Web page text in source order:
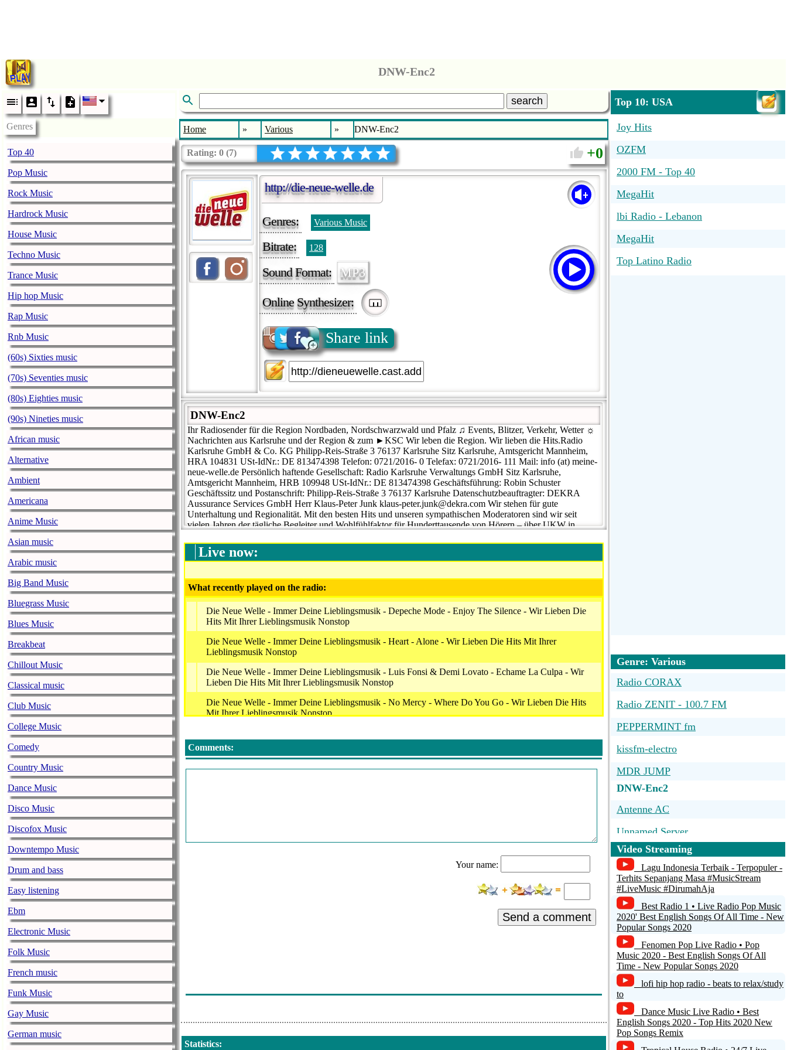
DNW-Enc2
Genres
Top 40
Pop Music
Rock Music
Hardrock Music
House Music
Techno Music
Trance Music
Hip hop Music
Rap Music
Rnb Music
(60s) Sixties music
(70s) Seventies music
(80s) Eighties music
(90s) Nineties music
African music
Alternative
Ambient
Americana
Anime Music
Asian music
Arabic music
Big Band Music
Bluegrass Music
Blues Music
Breakbeat
Chillout Music
Classical music
Club Music
College Music
Comedy
Country Music
Dance Music
Disco Music
Discofox Music
Downtempo Music
Drum and bass
Easy listening
Ebm
Electronic Music
Folk Music
French music
Funk Music
Gay Music
German music
search
Home » Various » DNW-Enc2
Rating: 0 (7) 0
http://die-neue-welle.de
Genres: Various Music
Bitrate: 128
Sound Format: MP3
Online Synthesizer:
Share link
DNW-Enc2
Ihr Radiosender für die Region Nordbaden, Nordschwarzwald und Pfalz ♫ Events, Blitzer, Verkehr, Wetter ☼
Nachrichten aus Karlsruhe und der Region & zum ►KSC Wir leben die Region. Wir lieben die Hits.Radio
Karlsruhe GmbH & Co. KG Philipp-Reis-Straße 3 76137 Karlsruhe Sitz Karlsruhe, Amtsgericht Mannheim,
HRA 104831 USt-IdNr.: DE 813474398 Telefon: 0721/2016- 0 Telefax: 0721/2016- 111 Mail: info (at) meine-
neue-welle.de Persönlich haftende Gesellschaft: Radio Karlsruhe Verwaltungs GmbH Sitz Karlsruhe,
Amtsgericht Mannheim, HRB 109948 USt-IdNr.: DE 813474398 Geschäftsführung: Robin Schuster
Geschäftssitz und Postanschrift: Philipp-Reis-Straße 3 76137 Karlsruhe Datenschutzbeauftragter: DEKRA
Aussurance Services GmbH Herr Klaus-Peter Junk klaus-peter.junk@dekra.com Wir stehen für gute
Unterhaltung und Regionalität. Mit den besten Hits und unseren sympathischen Moderatoren sind wir seit
vielen Jahren der tägliche Begleiter und Wohlfühlfaktor für Hunderttausende von Hörern – über UKW in
Teilen Baden-Württembergs, App und als Stream weltweit.
http://www.die-neue-welle.de
Live now:
What recently played on the radio:
Die Neue Welle - Immer Deine Lieblingsmusik - Depeche Mode - Enjoy The Silence - Wir Lieben Die
Hits Mit Ihrer Lieblingsmusik Nonstop
Die Neue Welle - Immer Deine Lieblingsmusik - Heart - Alone - Wir Lieben Die Hits Mit Ihrer
Lieblingsmusik Nonstop
Die Neue Welle - Immer Deine Lieblingsmusik - Luis Fonsi & Demi Lovato - Echame La Culpa - Wir
Lieben Die Hits Mit Ihrer Lieblingsmusik Nonstop
Die Neue Welle - Immer Deine Lieblingsmusik - No Mercy - Where Do You Go - Wir Lieben Die Hits
Mit Ihrer Lieblingsmusik Nonstop
Hits Mit Ihrer Lieblingsmusik Nonstop
Die Neue Welle - Immer Deine Lieblingsmusik - Snow Patrol - Chasing Cars - Wir Lieben Die Hits Mit
Die Neue Welle - Immer Deine Lieblingsmusik - Peter Andre/bubbler Ranx - Mysterious Girl - Wir
Die Neue Welle - Immer Deine Lieblingsmusik - Santana/rob Thomas - Smooth - Tommys Plattenladen
Plattenladen Mit Thomas Brockmann
Comments:
Your name:
Send a comment
Statistics:
Top 10: USA
Joy Hits
OZFM
2000 FM - Top 40
MegaHit
lbi Radio - Lebanon
MegaHit
Top Latino Radio
Genre: Various
Radio CORAX
Radio ZENIT - 100.7 FM
PEPPERMINT fm
kissfm-electro
MDR JUMP
DNW-Enc2
Antenne AC
Unnamed Server
Radio Dalmacija
Radio DAK - HD1
Radio Splendid 1220 AM
Video Streaming
Lagu Indonesia Terbaik - Terpopuler -
Terhits Sepanjang Masa #MusicStream
#LiveMusic #DirumahAja
Best Radio 1 • Live Radio Pop Music
2020' Best English Songs Of All Time - New
Popular Songs 2020
Fenomen Pop Live Radio • Pop
Music 2020 - Best English Songs Of All
Time - New Popular Songs 2020
lofi hip hop radio - beats to relax/study
to
Dance Music Live Radio • Best
English Songs 2020 - Top Hits 2020 New
Pop Songs Remix